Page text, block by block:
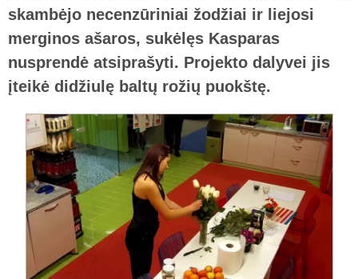
skambėjo necenzūriniai žodžiai ir liejosi
merginos ašaros, sukėlęs Kasparas
nusprendė atsiprašyti. Projekto dalyvei jis
įteikė didžiulę baltų rožių puokštę.